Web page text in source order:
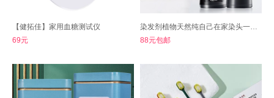
【健拓佳】家用血糖测试仪
69元
染发剂植物天然纯自己在家染头一梳彩
88元包邮